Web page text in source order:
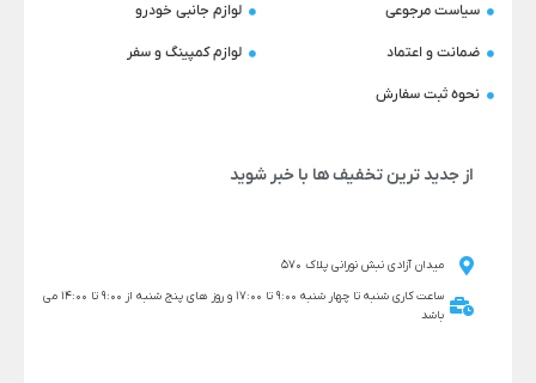
سیاست مرجوعی
ضمانت و اعتماد
نحوه ثبت سفارش
لوازم جانبی خودرو
لوازم کمپینگ و سفر
از جدید ترین تخفیف ها با خبر شوید
میدان آزادی نبش نورانی پلاک 570
ساعت کاری شنبه تا چهار شنبه 9:00 تا 17:00 و روز های پنج شنبه از 9:00 تا 14:00 می
باشد